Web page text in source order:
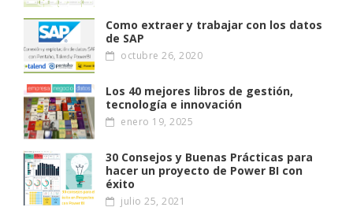
Como extraer y trabajar con los datos
de SAP
octubre 26, 2020
Los 40 mejores libros de gestión,
tecnología e innovación
enero 19, 2025
30 Consejos y Buenas Prácticas para
hacer un proyecto de Power BI con
éxito
julio 25, 2021